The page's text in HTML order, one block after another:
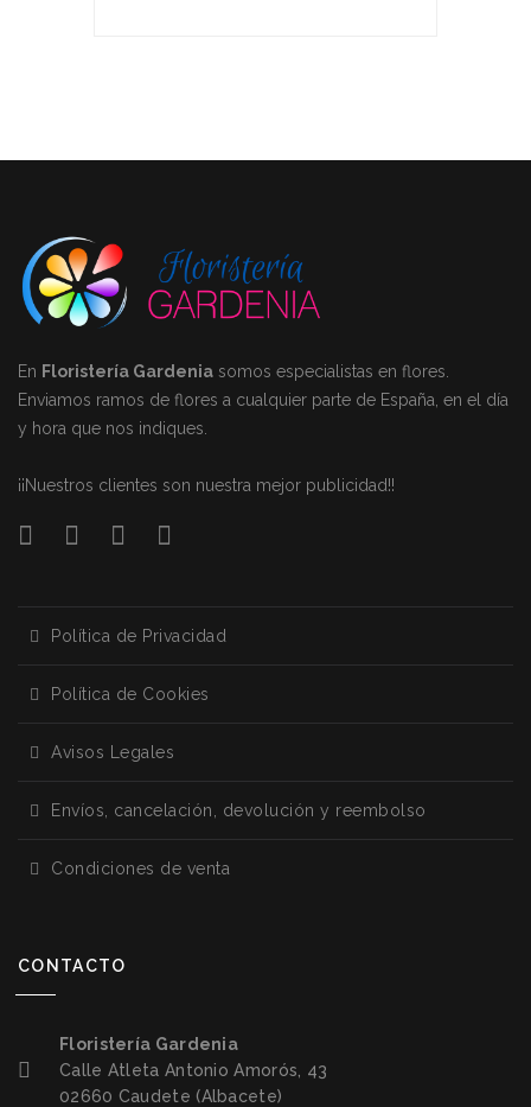
En Floristería Gardenia somos especialistas en flores.
Enviamos ramos de flores a cualquier parte de España, en el día
y hora que nos indiques.
¡¡Nuestros clientes son nuestra mejor publicidad!!
Política de Privacidad
Política de Cookies
Avisos Legales
Envíos, cancelación, devolución y reembolso
Condiciones de venta
CONTACTO
Floristería Gardenia
Calle Atleta Antonio Amorós, 43
02660 Caudete (Albacete)